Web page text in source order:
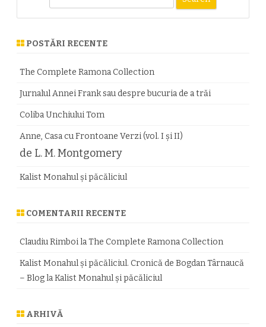
r
h
POSTĂRI RECENTE
The Complete Ramona Collection
Jurnalul Annei Frank sau despre bucuria de a trăi
Coliba Unchiului Tom
Anne, Casa cu Frontoane Verzi (vol. I și II)
de L. M. Montgomery
Kalist Monahul şi păcăliciul
COMENTARII RECENTE
Claudiu RimboilaThe Complete Ramona Collection
Kalist Monahul şi păcăliciul. Cronică de Bogdan Târnaucă
– BloglaKalist Monahul şi păcăliciul
ARHIVĂ